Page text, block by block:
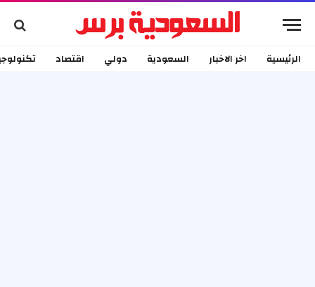
الرئيسية اخر الاخبار السعودية دولي اقتصاد